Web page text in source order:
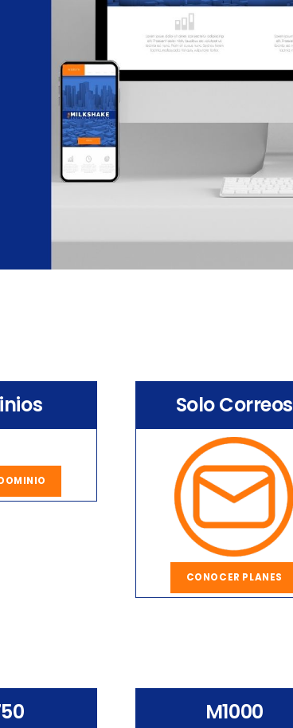
Solo Correos
CONOCER PLANES
M1000